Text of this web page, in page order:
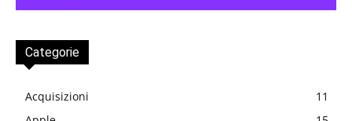
Categorie
Acquisizioni
11